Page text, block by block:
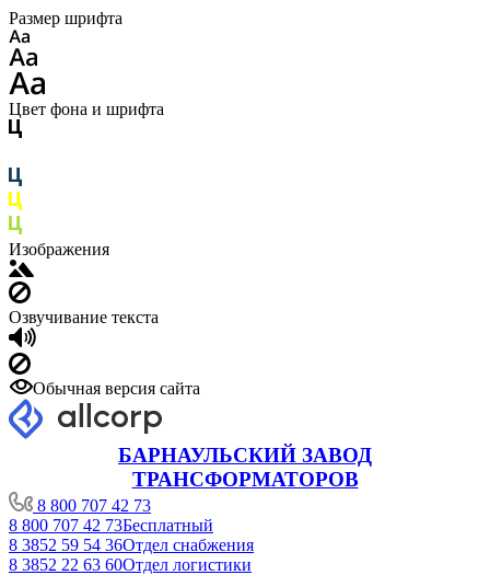
Размер шрифта
Цвет фона и шрифта
Изображения
Озвучивание текста
Обычная версия сайта
БАРНАУЛЬСКИЙ ЗАВОД
ТРАНСФОРМАТОРОВ
8 800 707 42 73
8 800 707 42 73Бесплатный
8 3852 59 54 36Отдел снабжения
8 3852 22 63 60Отдел логистики